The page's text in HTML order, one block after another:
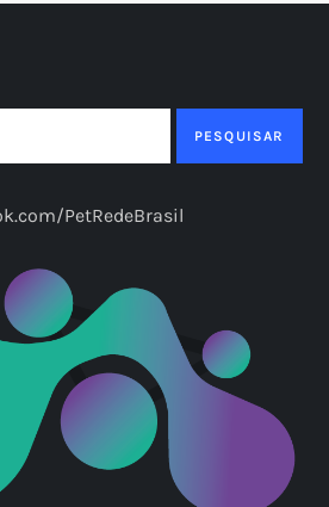
PESQUISAR
PetRedeBrasil